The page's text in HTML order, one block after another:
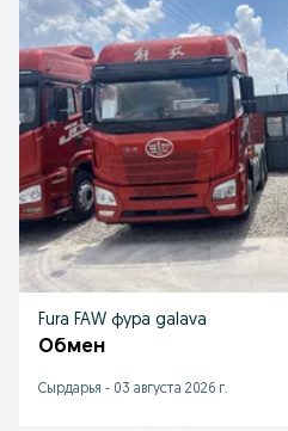
Fura FAW фура galava
Обмен
Cырдарья - 03 августа 2026 г.